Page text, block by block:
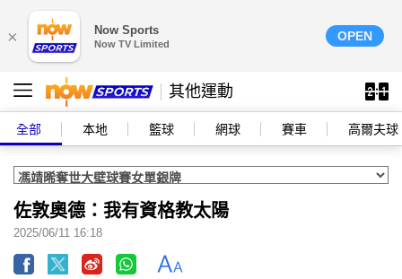
× Now Sports
Now TV Limited
OPEN
其他運動
全部 本地 籃球 網球 賽車 高爾夫球
佐敦奧德：我有資格教太陽
2025/06/11 16:18